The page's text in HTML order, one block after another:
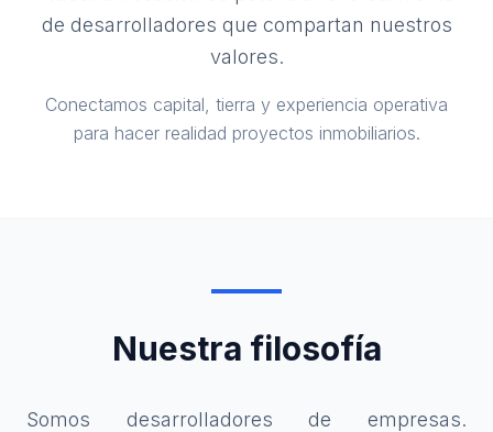
de desarrolladores que compartan nuestros
valores.
Conectamos capital, tierra y experiencia operativa
para hacer realidad proyectos inmobiliarios.
Nuestra filosofía
Somos desarrolladores de empresas.